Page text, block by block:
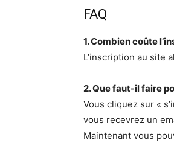
FAQ
1. Combien coûte
L’inscription au site
2. Que faut-il faire
Vous cliquez sur «
vous recevrez un
Maintenant vous